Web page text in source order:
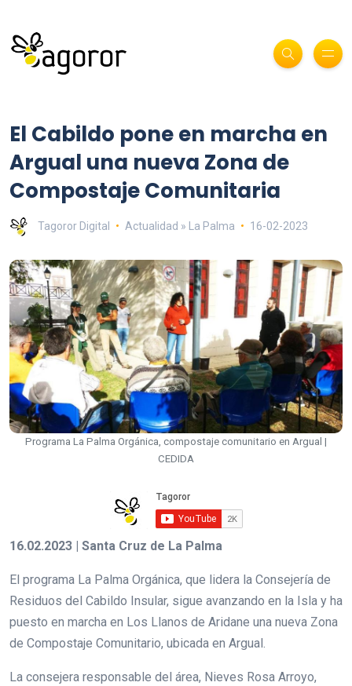
El Cabildo pone en marcha en
Argual una nueva Zona de
Compostaje Comunitaria
Tagoror Digital Actualidad » La Palma 16-02-2023
Programa La Palma Orgánica, compostaje comunitario en Argual |
CEDIDA
16.02.2023 | Santa Cruz de La Palma
El programa La Palma Orgánica, que lidera la Consejería de
Residuos del Cabildo Insular, sigue avanzando en la Isla y ha
puesto en marcha en Los Llanos de Aridane una nueva Zona
de Compostaje Comunitario, ubicada en Argual.
La consejera responsable del área, Nieves Rosa Arroyo,